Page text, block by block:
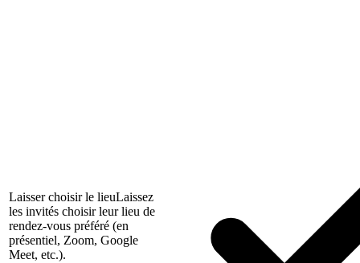
Laisser choisir le lieuLaissez
les invités choisir leur lieu de
rendez-vous préféré (en
présentiel, Zoom, Google
Meet, etc.).